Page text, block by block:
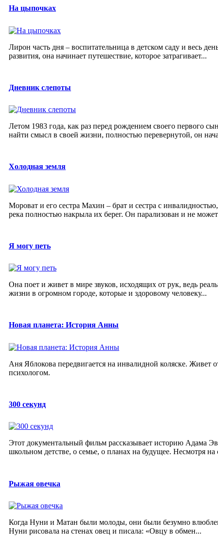
На цыпочках
Лирон часть дня – воспитательница в детском саду и весь
развития, она начинает путешествие, которое затрагивает...
Дневник слепоты
Летом 1983 года, как раз перед рождением своего первого
найти смысл в своей жизни, полностью перевернутой, он
Холодная земля
Мороват и его сестра Махин – брат и сестра с
река полностью накрыла их берег. Он парализован и не может
Я могу петь
Она поет и живет в мире звуков, исходящих от рук, ведь
жизни в огромном городе, которые и здоровому человеку...
Новая планета: История Анны
Аня Яблокова передвигается на инвалидной коляске. Живет
психологом.
300 секунд
Этот документальный фильм рассказывает историю Адама
школьном детстве, о семье, о планах на будущее. Несмотря
Рыжая овечка
Когда Нуни и Матан были молоды, они были безумно
Нуни рисовала на стенах овец и писала: «Овцу в обмен...